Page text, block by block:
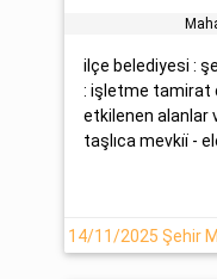
ilçe belediyesi :
: işletme tamirat
etkilenen alanlar
taşlıca mevki̇i̇ -